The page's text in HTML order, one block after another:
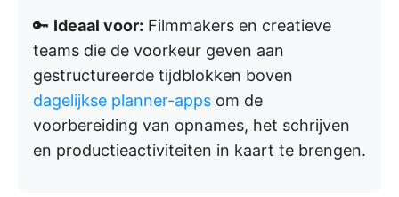
🔑 Ideaal voor: Filmmakers en creatieve
teams die de voorkeur geven aan
gestructureerde tijdblokken boven
dagelijkse planner-apps om de
voorbereiding van opnames, het schrijven
en productieactiviteiten in kaart te brengen.